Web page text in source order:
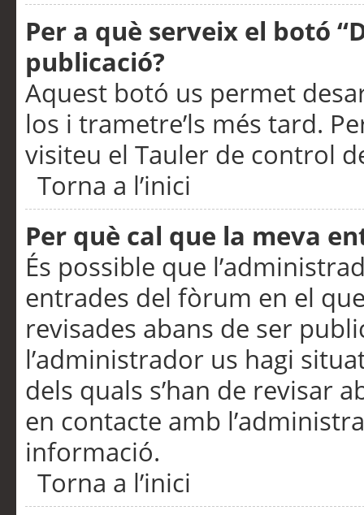
Per a què serveix el botó
publicació?
Aquest botó us permet
los i trametre’ls més tard.
visiteu el Tauler de control
Torna a l’inici
Per què cal que la meva
És possible que
entrades del fòrum en el
revisades abans de ser
l’administrador us hagi
dels quals s’han de revisar
en contacte amb
informació.
Torna a l’inici